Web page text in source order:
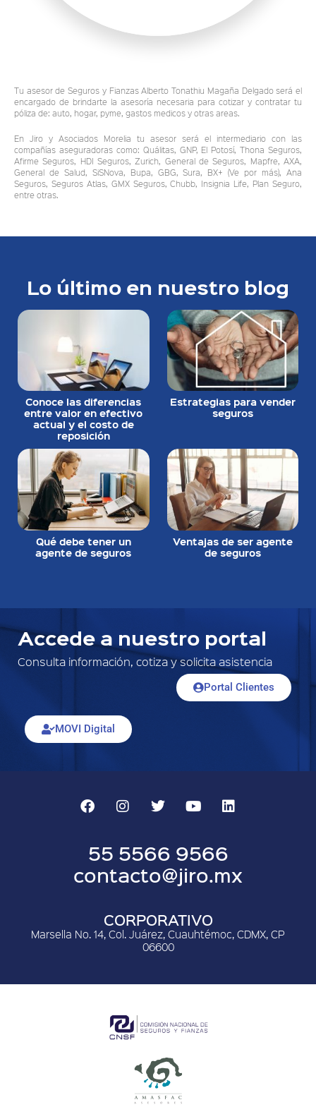
Tu asesor de Seguros y Fianzas Alberto Tonathiu Magaña Delgado será el
encargado de brindarte la asesoría necesaria para cotizar y contratar tu
póliza de: auto, hogar, pyme, gastos medicos y otras areas.
En Jiro y Asociados Morelia tu asesor será el intermediario con las
compañías aseguradoras como: Quálitas, GNP, El Potosí, Thona Seguros,
Afirme Seguros, HDI Seguros, Zurich, General de Seguros, Mapfre, AXA,
General de Salud, SiSNova, Bupa, GBG, Sura, BX+ (Ve por más), Ana
Seguros, Seguros Atlas, GMX Seguros, Chubb, Insignia Life, Plan Seguro,
entre otras.
Lo último en nuestro blog
Conoce las diferencias
entre valor en efectivo
actual y el costo de
reposición
Estrategias para vender
seguros
Qué debe tener un
agente de seguros
Ventajas de ser agente
de seguros
Accede a nuestro portal
Consulta información, cotiza y solicita asistencia
Portal Clientes
MOVI Digital
55 5566 9566
contacto@jiro.mx
CORPORATIVO
Marsella No. 14, Col. Juárez, Cuauhtémoc, CDMX, CP
06600